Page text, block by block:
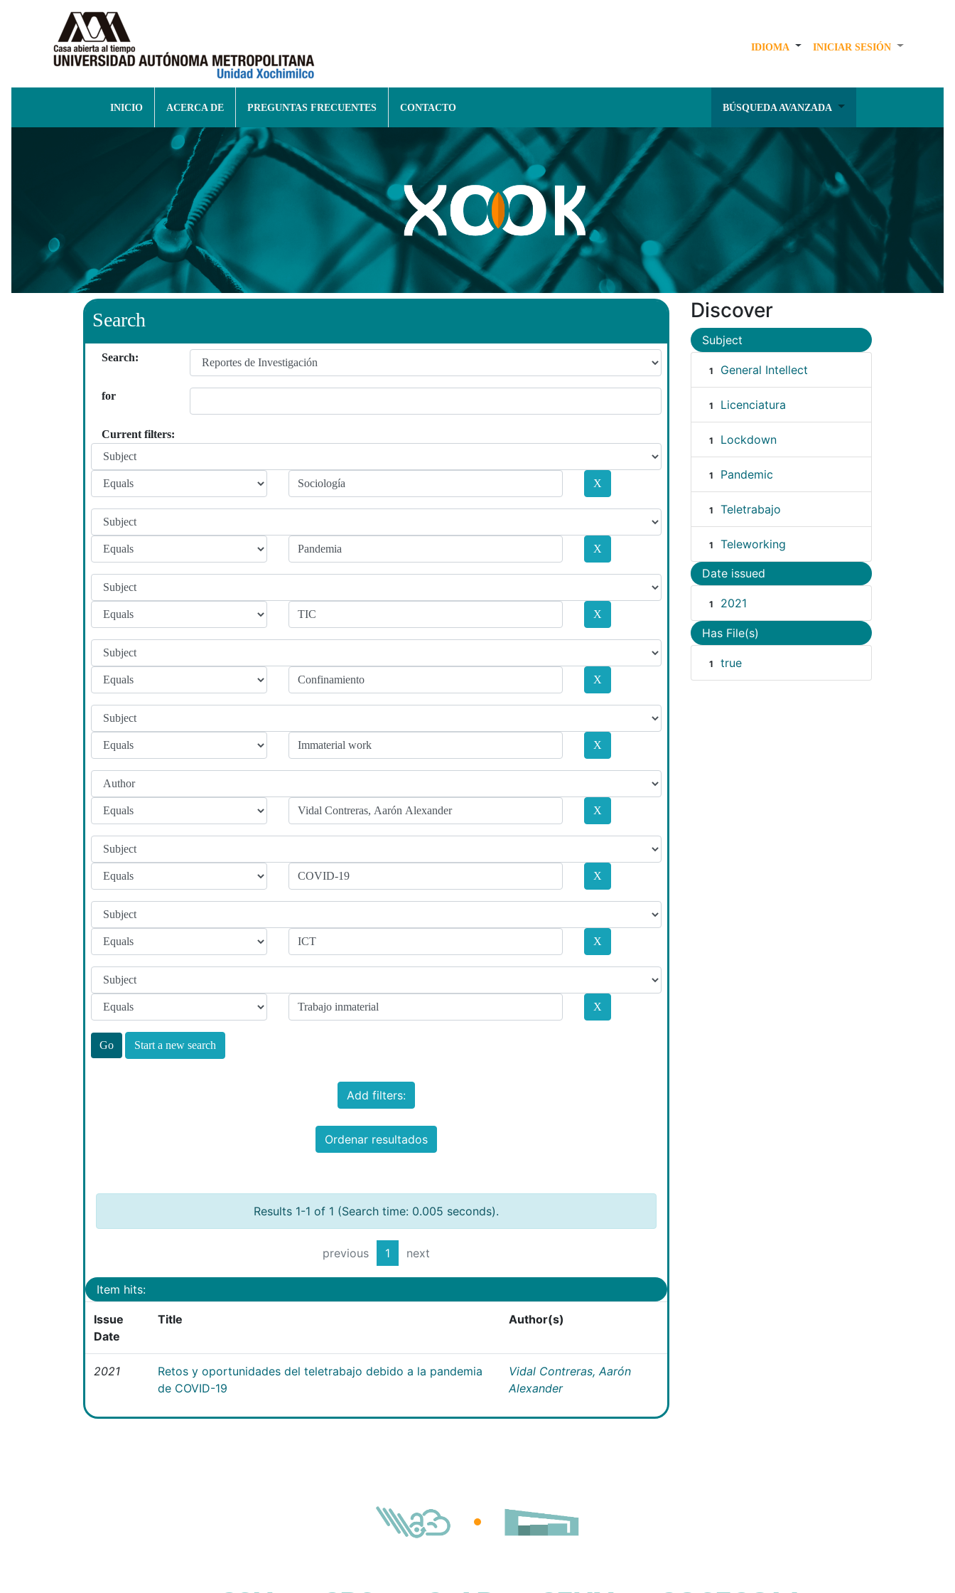
IDIOMA INICIAR SESIÓN
INICIO ACERCA DE PREGUNTAS FRECUENTES CONTACTO BÚSQUEDA AVANZADA
Search
Search:
for
Current filters:
Start a new search
Add filters:
Ordenar resultados
Results 1-1 of 1 (Search time: 0.005 seconds).
previous 1 next
Item hits:
Issue
Date
Title Author(s)
2021
Retos y oportunidades del teletrabajo debido a la pandemia
de COVID-19
Vidal Contreras, Aarón
Alexander
Discover
Subject
1 General Intellect
1 Licenciatura
1 Lockdown
1 Pandemic
1 Teletrabajo
1 Teleworking
Date issued
1 2021
Has File(s)
1 true